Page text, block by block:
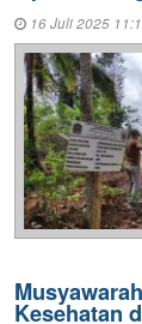
16 Juli 2025
Kesehatan